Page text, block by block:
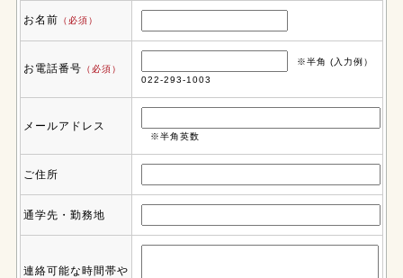
お名前 （必須）
お電話番号 （必須）
※半角 (入力例）
022-293-1003
メールアドレス
※半角英数
ご住所
通学先・勤務地
連絡可能な時間帯や